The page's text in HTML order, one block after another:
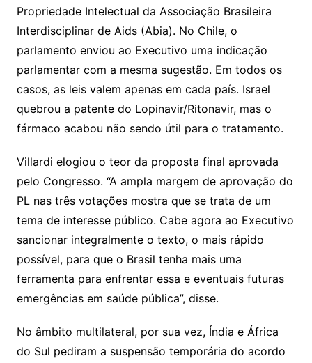
Propriedade Intelectual da Associação Brasileira
Interdisciplinar de Aids (Abia). No Chile, o
parlamento enviou ao Executivo uma indicação
parlamentar com a mesma sugestão. Em todos os
casos, as leis valem apenas em cada país. Israel
quebrou a patente do Lopinavir/Ritonavir, mas o
fármaco acabou não sendo útil para o tratamento.
Villardi elogiou o teor da proposta final aprovada
pelo Congresso. “A ampla margem de aprovação do
PL nas três votações mostra que se trata de um
tema de interesse público. Cabe agora ao Executivo
sancionar integralmente o texto, o mais rápido
possível, para que o Brasil tenha mais uma
ferramenta para enfrentar essa e eventuais futuras
emergências em saúde pública”, disse.
No âmbito multilateral, por sua vez, Índia e África
do Sul pediram a suspensão temporária do acordo